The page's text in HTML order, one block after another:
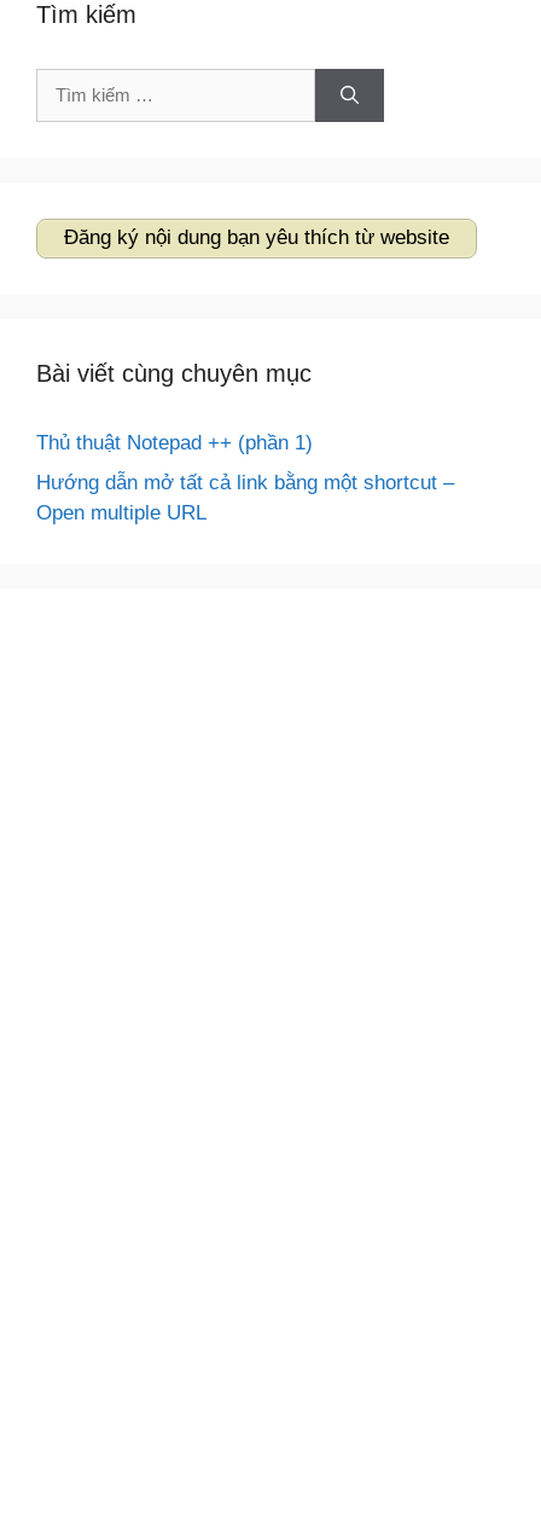
Tìm kiếm
Tìm
Đăng ký nội dung bạn yêu thích từ website
Bài viết cùng chuyên mục
Thủ thuật Notepad ++ (phần 1)
Hướng dẫn mở tất cả link bằng một shortcut –
Open multiple URL